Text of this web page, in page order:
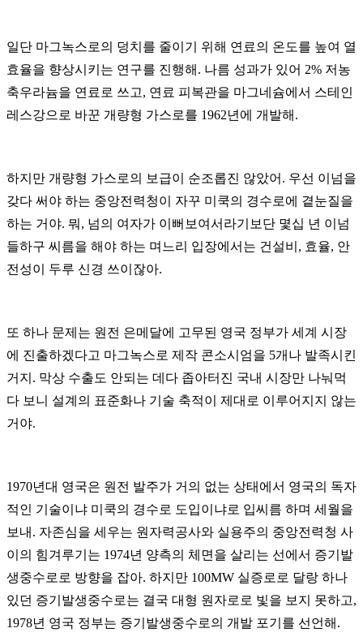
일단 마그녹스로의 덩치를 줄이기 위해 연료의 온도를 높여 열
효율을 향상시키는 연구를 진행해 . 나름 성과가 있어 2% 저농
축우라늄을 연료로 쓰고, 연료 피복관을 마그네슘에서 스테인
레스강으로 바꾼 개량형 가스로를 1962년에 개발해 .
하지만 개량형 가스로의 보급이 순조롭진 않았어 . 우선 이넘을
갖다 써야 하는 중앙전력청이 자꾸 미쿡의 경수로에 곁눈질을
하는 거야. 뭐 , 넘의 여자가 이뻐보여서라기보단 몇십 년 이넘
들하구 씨름을 해야 하는 며느리 입장에서는 건설비 , 효율, 안
전성이 두루 신경 쓰이잖아.
또 하나 문제는 원전 은메달에 고무된 영국 정부가 세계 시장
에 진출하겠다고 마그녹스로 제작 콘소시엄을 5개나 발족시킨
거지 . 막상 수출도 안되는 데다 좁아터진 국내 시장만 나눠먹
다 보니 설계의 표준화나 기술 축적이 제대로 이루어지지 않는
거야.
1970년대 영국은 원전 발주가 거의 없는 상태에서 영국의 독자
적인 기술이냐 미쿡의 경수로 도입이냐로 입씨름 하며 세월을
보내 . 자존심을 세우는 원자력공사와 실용주의 중앙전력청 사
이의 힘겨루기는 1974년 양측의 체면을 살리는 선에서 증기발
생중수로로 방향을 잡아. 하지만 100MW 실증로로 달랑 하나
있던 증기발생중수로는 결국 대형 원자로로 빛을 보지 못하고,
1978년 영국 정부는 증기발생중수로의 개발 포기를 선언해 .